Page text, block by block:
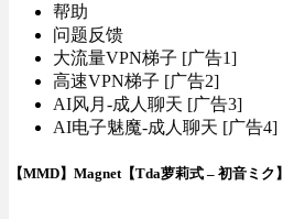
帮助
问题反馈
大流量VPN梯子 [广告1]
高速VPN梯子 [广告2]
AI风月-成人聊天 [广告3]
AI电子魅魔-成人聊天 [广告4]
【MMD】Magnet【Tda萝莉式 – 初音ミク】